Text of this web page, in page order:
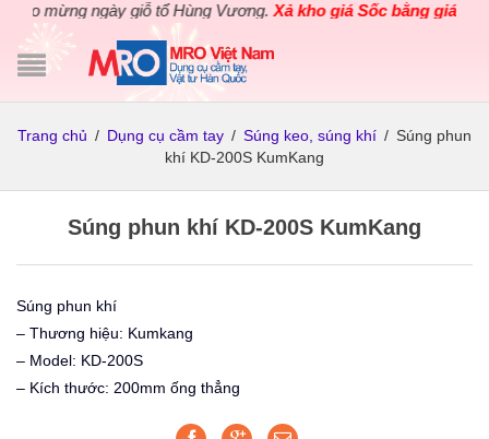
mừng ngày giỗ tổ Hùng Vương.Xả kho giá Sốc bằng giá Gốc
Trang chủ / Dụng cụ cầm tay / Súng keo, súng khí / Súng phun
khí KD-200S KumKang
Súng phun khí KD-200S KumKang
Súng phun khí
– Thương hiệu: Kumkang
– Model: KD-200S
– Kích thước: 200mm ống thẳng